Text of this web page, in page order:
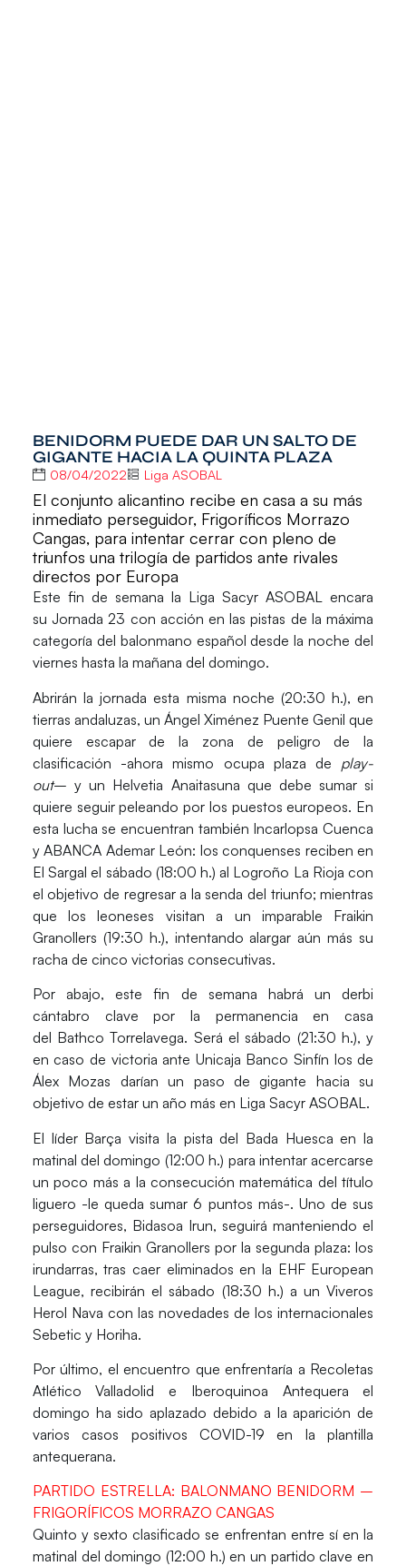
BENIDORM PUEDE DAR UN SALTO DE
GIGANTE HACIA LA QUINTA PLAZA
08/04/2022 Liga ASOBAL
El conjunto alicantino recibe en casa a su más
inmediato perseguidor, Frigoríficos Morrazo
Cangas, para intentar cerrar con pleno de
triunfos una trilogía de partidos ante rivales
directos por Europa
Este fin de semana la Liga Sacyr ASOBALencara
suJornada 23 con acción en las pistas de la máxima
categoría del balonmano español desde la noche del
viernes hasta la mañana del domingo.
Abrirán la jornada esta misma noche (20:30 h.), en
tierras andaluzas, un Ángel Ximénez Puente Genil que
quiere escapar de la zona de peligro de la
clasificación -ahora mismo ocupa plaza de play-
out– y un Helvetia Anaitasuna que debe sumar si
quiere seguir peleando por los puestos europeos. En
esta lucha se encuentran también Incarlopsa Cuenca
y ABANCA Ademar León: los conquenses reciben en
El Sargal el sábado (18:00 h.) al Logroño La Rioja con
el objetivo de regresar a la senda del triunfo; mientras
que los leoneses visitan a un imparable Fraikin
Granollers (19:30 h.), intentando alargar aún más su
racha de cinco victorias consecutivas.
Por abajo, este fin de semana habrá underbi
cántabro clave por la permanencia en casa
del Bathco Torrelavega. Será el sábado (21:30 h.), y
en caso de victoria ante Unicaja Banco Sinfín los de
Álex Mozas darían un paso de gigante hacia su
objetivo de estar un año más en Liga Sacyr ASOBAL.
El líder Barçavisita la pista del Bada Huescaen la
matinal del domingo (12:00 h.) para intentar acercarse
un poco más a la consecución matemática del título
liguero -le queda sumar 6 puntos más-. Uno de sus
perseguidores, Bidasoa Irun, seguirá manteniendo el
pulso con Fraikin Granollers por la segunda plaza: los
irundarras, tras caer eliminados en la EHF European
League, recibirán el sábado (18:30 h.) a unViveros
Herol Nava con las novedades de los internacionales
Sebetic y Horiha.
Por último, el encuentro que enfrentaría a Recoletas
Atlético Valladolid e Iberoquinoa Antequera el
domingo ha sido aplazado debido a la aparición de
varios casos positivos COVID-19 en la plantilla
antequerana.
PARTIDO ESTRELLA: BALONMANO BENIDORM –
FRIGORÍFICOS MORRAZO CANGAS
Quinto y sexto clasificado se enfrentan entre sí en la
matinal del domingo (12:00 h.) en un partido clave en